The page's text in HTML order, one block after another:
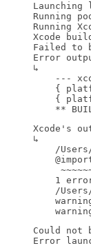
Running
Running
Xcode
Failed to
Error
↳
---
{
{
**
Xcode's
↳
/
1
/
Could